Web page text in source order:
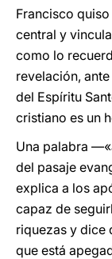
Francisco
central y
como lo
revelación,
del Espíritu
cristiano es un
Una palabra
del pasaje
explica a los
capaz de
riquezas y dice
que está